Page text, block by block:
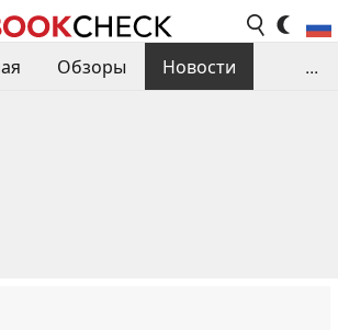
Обзоры
Новости
...